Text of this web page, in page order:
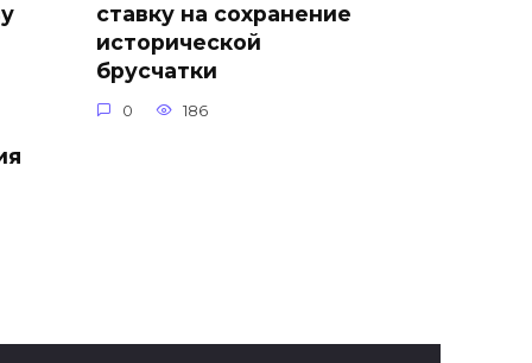
ставку на сохранение
исторической
брусчатки
0 186